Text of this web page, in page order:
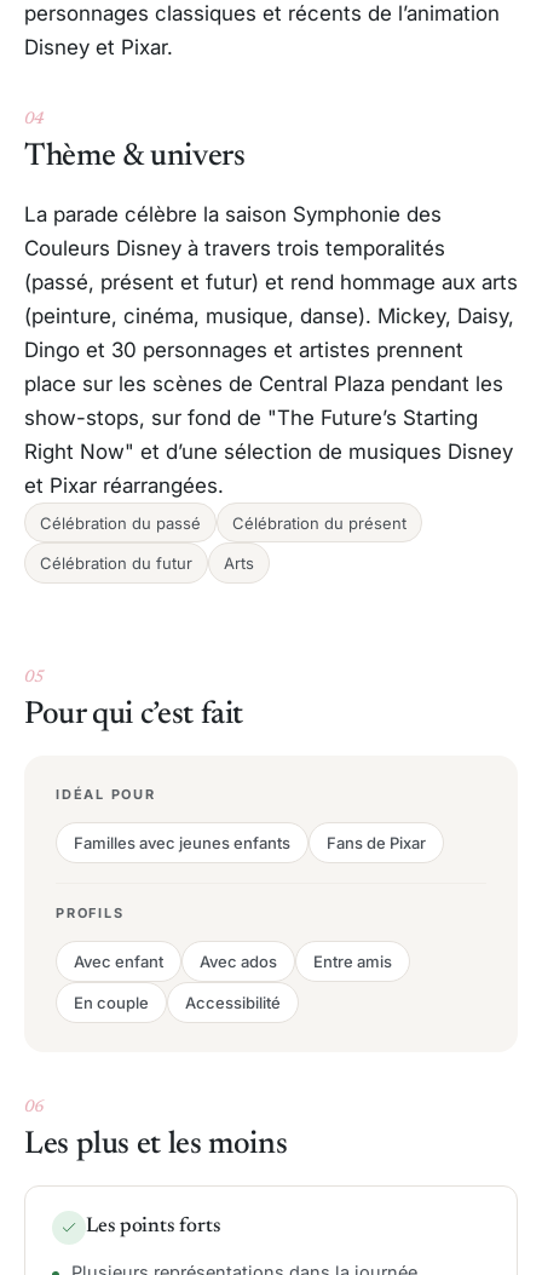
personnages classiques et récents de l’animation
Disney et Pixar.
04
Thème & univers
La parade célèbre la saison Symphonie des
Couleurs Disney à travers trois temporalités
(passé, présent et futur) et rend hommage aux arts
(peinture, cinéma, musique, danse). Mickey, Daisy,
Dingo et 30 personnages et artistes prennent
place sur les scènes de Central Plaza pendant les
show-stops, sur fond de "The Future’s Starting
Right Now" et d’une sélection de musiques Disney
et Pixar réarrangées.
Célébration du passé Célébration du présent
Célébration du futur Arts
05
Pour qui c’est fait
IDÉAL POUR
Familles avec jeunes enfants Fans de Pixar
PROFILS
Avec enfant Avec ados Entre amis
En couple Accessibilité
06
Les plus et les moins
Les points forts